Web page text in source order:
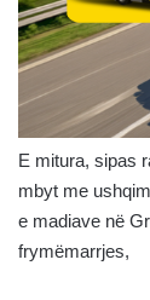
E mitura, sipas
mbyt me
e madiave në
frymëmarrjes,